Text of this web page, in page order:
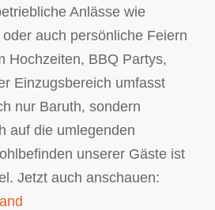
Anlässe wie
auch persönliche Feiern
Hochzeiten, BBQ Partys,
Einzugsbereich umfasst
nur Baruth, sondern
auf die umlegenden
unserer Gäste ist
Jetzt auch anschauen: